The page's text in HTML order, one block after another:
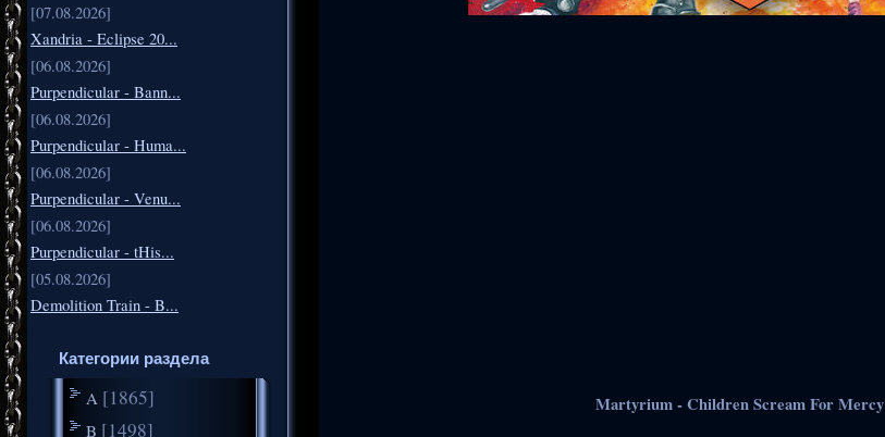
[07.08.2026]
Xandria - Eclipse 20...
[06.08.2026]
Purpendicular - Bann...
[06.08.2026]
Purpendicular - Huma...
[06.08.2026]
Purpendicular - Venu...
[06.08.2026]
Purpendicular - tHis...
[05.08.2026]
Demolition Train - B...
Категории раздела
A [1865]
B [1498]
Martyrium - Children Scream For Mercy